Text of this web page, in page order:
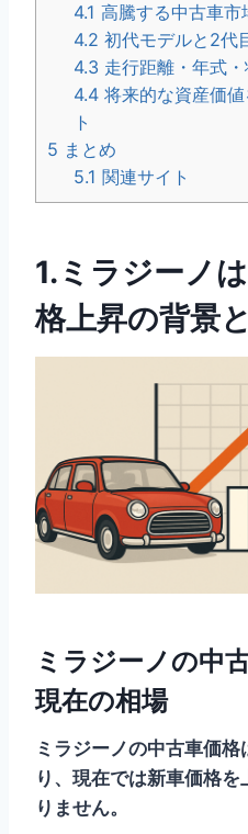
4.1 高騰する中古車
4.2 初代モデルと2代
4.3 走行距離・年式
4.4 将来的な資産価
ト
5 まとめ
5.1 関連サイト
1.ミラジーノ
格上昇の背景
ミラジーノの中
現在の相場
ミラジーノの中古車価
り、現在では新車価格
りません。